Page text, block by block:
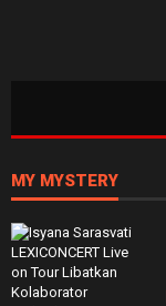
MY MYSTERY